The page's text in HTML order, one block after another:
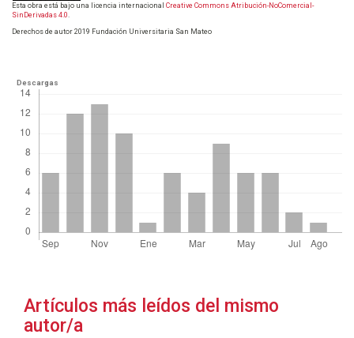
Esta obra está bajo una licencia internacional Creative Commons Atribución-NoComercial-
SinDerivadas 4.0.
Derechos de autor 2019 Fundación Universitaria San Mateo
Descargas
Artículos más leídos del mismo
autor/a